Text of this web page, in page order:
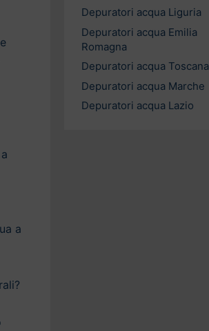
a
Depuratori acqua Liguria
Depuratori acqua Emilia
Romagna
Depuratori acqua Toscana
Depuratori acqua Marche
Depuratori acqua Lazio